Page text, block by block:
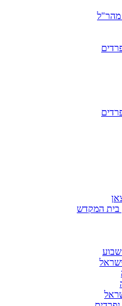
מהר"ל
בית המקדש